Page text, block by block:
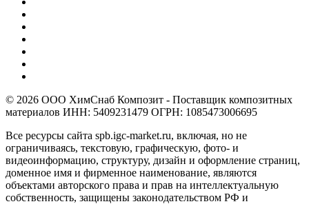
© 2026 ООО ХимСнаб Композит - Поставщик композитных
материалов ИНН: 5409231479 ОГРН: 1085473006695
Все ресурсы сайта spb.igc-market.ru, включая, но не
ограничиваясь, текстовую, графическую, фото- и
видеоинформацию, структуру, дизайн и оформление страниц,
доменное имя и фирменное наименование, являются
объектами авторского права и прав на интеллектуальную
собственность, защищены законодательством РФ и